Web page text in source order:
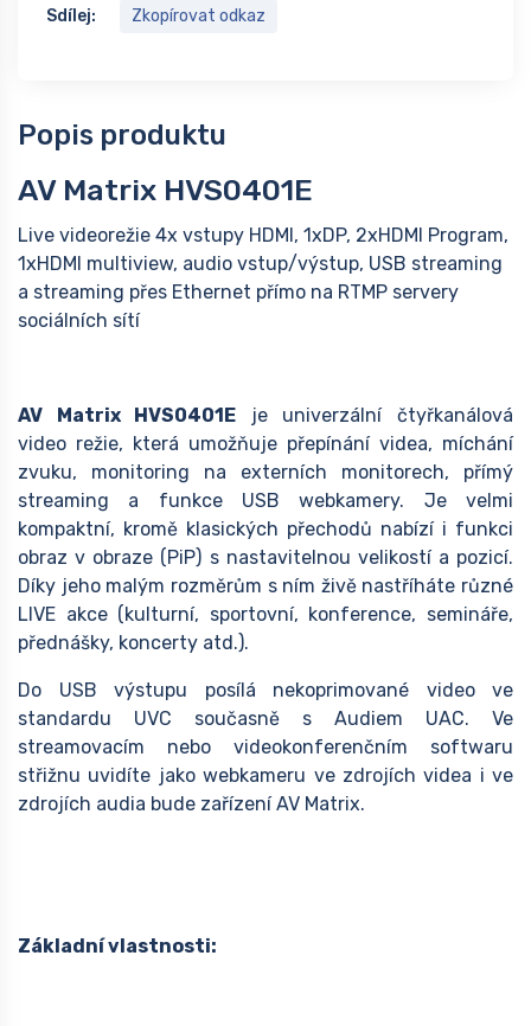
Sdílej: Zkopírovat odkaz
Popis produktu
AV Matrix HVS0401E
Live videorežie 4x vstupy HDMI, 1xDP, 2xHDMI Program,
1xHDMI multiview, audio vstup/výstup, USB streaming
a streaming přes Ethernet přímo na RTMP servery
sociálních sítí
AV Matrix HVS0401E je univerzální čtyřkanálová
video režie, která umožňuje přepínání videa, míchání
zvuku, monitoring na externích monitorech, přímý
streaming a funkce USB webkamery. Je velmi
kompaktní, kromě klasických přechodů nabízí i funkci
obraz v obraze (PiP) s nastavitelnou velikostí a pozicí.
Díky jeho malým rozměrům s ním živě nastříháte různé
LIVE akce (kulturní, sportovní, konference, semináře,
přednášky, koncerty atd.).
Do USB výstupu posílá nekoprimované video ve
standardu UVC současně s Audiem UAC. Ve
streamovacím nebo videokonferenčním softwaru
střižnu uvidíte jako webkameru ve zdrojích videa i ve
zdrojích audia bude zařízení AV Matrix.
Základní vlastnosti: